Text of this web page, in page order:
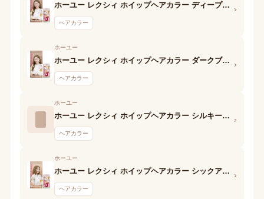
ホーユー レクシィ ホイップヘアカラー ディープモカ 1剤
ヘアカラー
›
ホーユー
ホーユー レクシィ ホイップヘアカラー ダークブラウン 1剤
ヘアカラー
›
ホーユー
ホーユー レクシィ ホイップヘアカラー シルキーゴールド 1剤
ヘアカラー
›
ホーユー
ホーユー レクシィ ホイップヘアカラー シックアッシュ 1剤
ヘアカラー
›